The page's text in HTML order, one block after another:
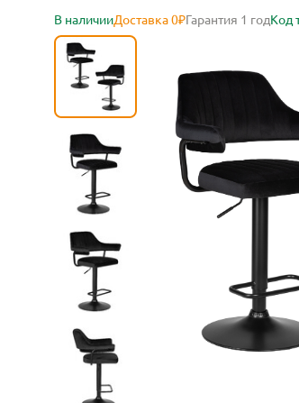
В наличииДоставка 0₽Гарантия 1 годКод